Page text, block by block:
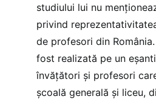
studiului lui nu
privind
de profesori din
fost realizată pe un
învățători și profesori
școală generală și liceu,